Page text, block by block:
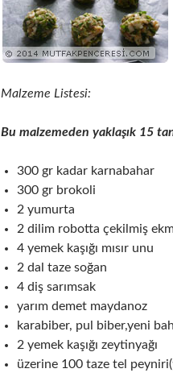
Malzeme Listesi:
Bu malzemeden yaklaşık 15
300 gr kadar karnabahar
300 gr brokoli
2 yumurta
2 dilim robotta çekilmiş
4 yemek kaşığı mısır unu
2 dal taze soğan
4 diş sarımsak
yarım demet maydanoz
karabiber, pul biber,yeni
2 yemek kaşığı zeytinyağı
üzerine 100 taze tel peyniri(